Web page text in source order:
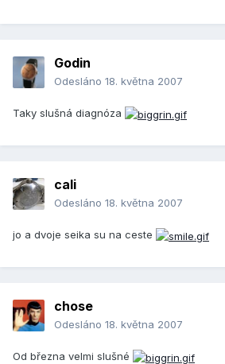
Godin
Odesláno 18. května 2007
Taky slušná diagnóza
cali
Odesláno 18. května 2007
jo a dvoje seika su na ceste
chose
Odesláno 18. května 2007
Od března velmi slušné